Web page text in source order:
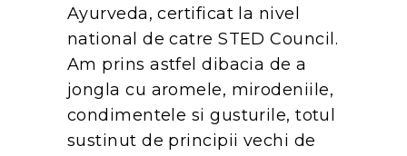
Ayurveda, certificat la nivel
national de catre STED Council.
Am prins astfel dibacia de a
jongla cu aromele, mirodeniile,
condimentele si gusturile, totul
sustinut de principii vechi de